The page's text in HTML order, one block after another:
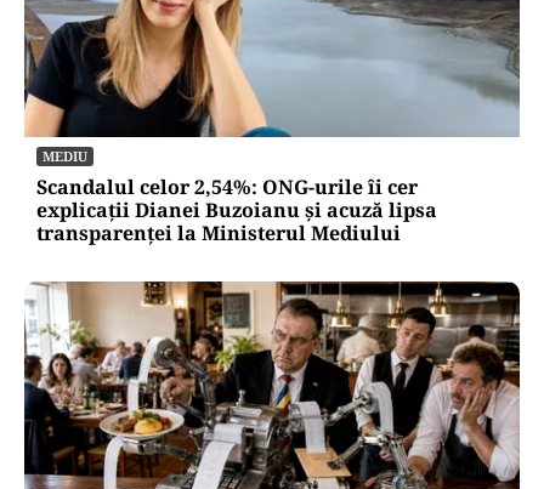
MEDIU
Scandalul celor 2,54%: ONG-urile îi cer
explicații Dianei Buzoianu și acuză lipsa
transparenței la Ministerul Mediului